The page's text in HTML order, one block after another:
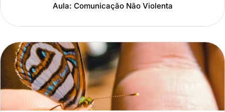
Aula: Comunicação Não Violenta